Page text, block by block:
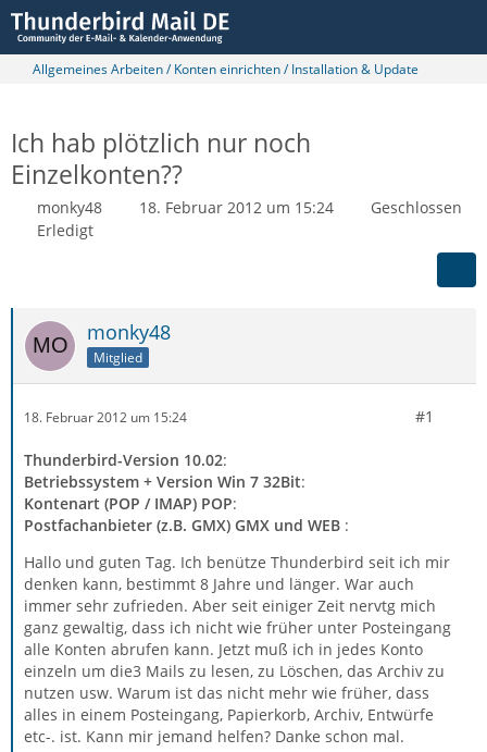
Allgemeines Arbeiten / Konten einrichten / Installation & Update
Ich hab plötzlich nur noch
Einzelkonten??
monky48 18. Februar 2012 um 15:24
Geschlossen
Erledigt
monky48
Mitglied
18. Februar 2012 um 15:24 #1
Thunderbird-Version 10.02:
Betriebssystem + Version Win 7 32Bit:
Kontenart (POP / IMAP) POP:
Postfachanbieter (z.B. GMX) GMX und WEB :
Hallo und guten Tag. Ich benütze Thunderbird seit ich mir
denken kann, bestimmt 8 Jahre und länger. War auch
immer sehr zufrieden. Aber seit einiger Zeit nervtg mich
ganz gewaltig, dass ich nicht wie früher unter Posteingang
alle Konten abrufen kann. Jetzt muß ich in jedes Konto
einzeln um die3 Mails zu lesen, zu Löschen, das Archiv zu
nutzen usw. Warum ist das nicht mehr wie früher, dass
alles in einem Posteingang, Papierkorb, Archiv, Entwürfe
etc-. ist. Kann mir jemand helfen? Danke schon mal.